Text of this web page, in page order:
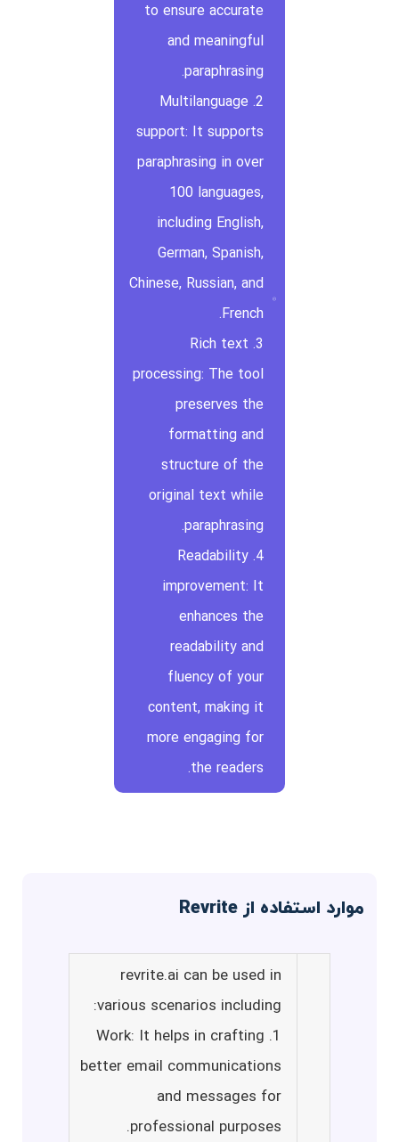
to ensure accurate
and meaningful
paraphrasing.
2. Multilanguage
support: It supports
paraphrasing in over
100 languages,
including English,
German, Spanish,
Chinese, Russian, and
French.
3. Rich text
processing: The tool
preserves the
formatting and
structure of the
original text while
paraphrasing.
4. Readability
improvement: It
enhances the
readability and
fluency of your
content, making it
more engaging for
the readers.
موارد استفاده از Revrite
revrite.ai can be used in
various scenarios including:
1. Work: It helps in crafting
better email communications
and messages for
professional purposes.